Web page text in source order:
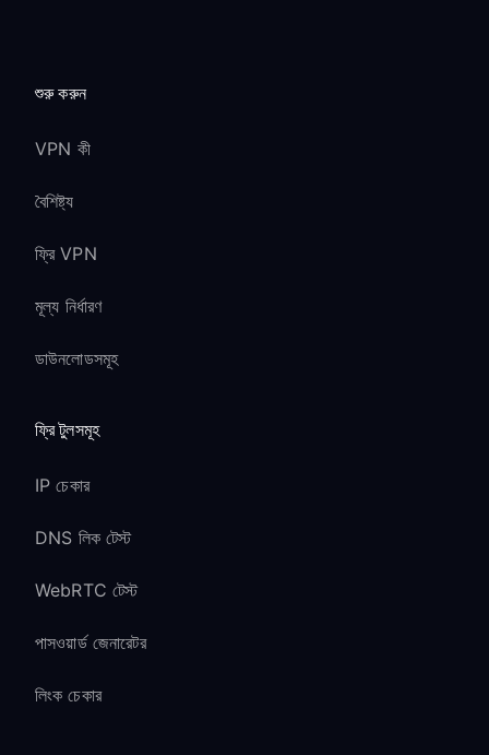
শুরু করুন
VPN কী
বৈশিষ্ট্য
ফ্রি VPN
মূল্য নির্ধারণ
ডাউনলোডসমূহ
ফ্রি টুলসমূহ
IP চেকার
DNS লিক টেস্ট
WebRTC টেস্ট
পাসওয়ার্ড জেনারেটর
লিংক চেকার